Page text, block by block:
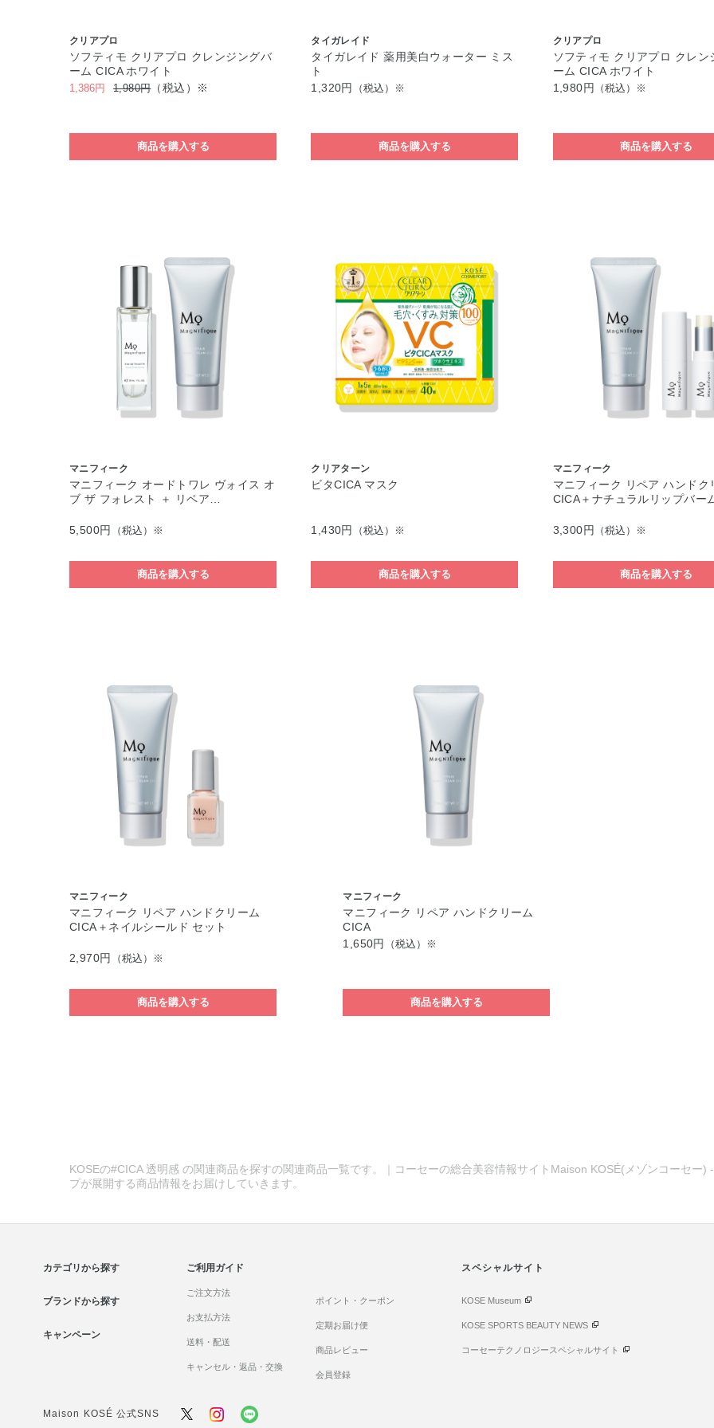
クリアプロ
ソフティモ クリアプロ クレンジングバ
ーム CICA ホワイト
1,386円 1,980円（税込）※
商品を購入する
タイガレイド
タイガレイド 薬用美白ウォーター ミス
ト
1,320円
（税込）※
商品を購入する
クリアプロ
ソフティモ クリアプロ クレン
ーム CICA ホワイト
1,980円
（税込）※
商品を購入する
マニフィーク
マニフィーク オードトワレ ヴォイス オ
ブ ザ フォレスト ＋ リペア…
5,500円 （税込）※
商品を購入する
クリアターン
ビタCICA マスク
1,430円 （税込）※
商品を購入する
マニフィーク
マニフィーク リペア ハンドク
CICA＋ナチュラルリップバー
3,300円 （税込）※
商品を購入する
マニフィーク
マニフィーク リペア ハンドクリーム
CICA＋ネイルシールド セット
2,970円 （税込）※
商品を購入する
マニフィーク
マニフィーク リペア ハンドクリーム
CICA
1,650円
（税込）※
商品を購入する
KOSEの#CICA 透明感 の関連商品を探すの関連商品一覧です。｜コーセーの総合美容情報サイトMaison KOSÉ(メゾンコーセー
プが展開する商品情報をお届けしていきます。
カテゴリから探す
ブランドから探す
キャンペーン
ご利用ガイド
ご注文方法
お支払方法
送料・配送
キャンセル・返品・交換
ポイント・クーポン
定期お届け便
商品レビュー
会員登録
スペシャルサイト
KOSE Museum
KOSE SPORTS BEAUTY NEWS
コーセーテクノロジースペシャルサイト
Maison KOSÉ 公式SNS